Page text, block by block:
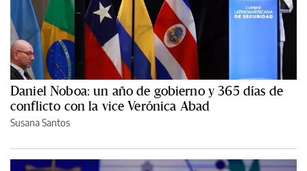
Daniel Noboa: un año de gobierno y 365 días de
conflicto con la vice Verónica Abad
Susana Santos